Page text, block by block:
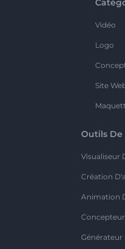
Vidéo
Logo
Site
Outils De
Visualiseur
Création
Animation
Générateur